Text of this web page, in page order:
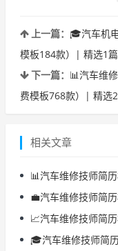
上一篇： 🎓汽车机
模板184款）| 精选1
下一篇： 📊汽车维
费模板768款）| 精选
相关文章
📊汽车维修技师简历模板（含
💼汽车维修技师简历模板（含
📈汽车维修技师简历模板（含
🎓汽车维修技师简历模板（含